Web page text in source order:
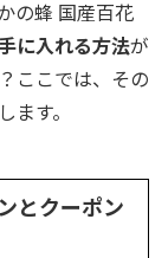
の蜂 国産百花
に入れる方法が
ここでは、その
す。
とクーポン